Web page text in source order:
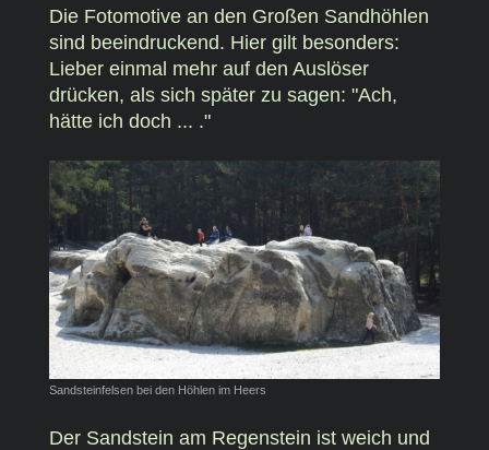
Die Fotomotive an den Großen Sandhöhlen
sind beeindruckend. Hier gilt besonders:
Lieber einmal mehr auf den Auslöser
drücken, als sich später zu sagen: "Ach,
hätte ich doch ... ."
Sandsteinfelsen bei den Höhlen im Heers
Der Sandstein am Regenstein ist weich und